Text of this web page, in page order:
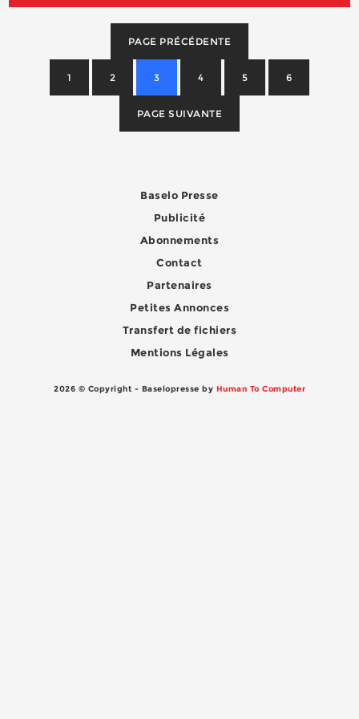
PAGE PRÉCÉDENTE
1 2 3 4 5 6
PAGE SUIVANTE
Baselo Presse
Publicité
Abonnements
Contact
Partenaires
Petites Annonces
Transfert de fichiers
Mentions Légales
2026 © Copyright - Baselopresse by Human To Computer